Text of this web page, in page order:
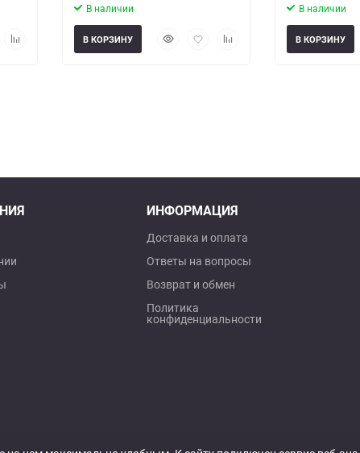
Добавить
В наличии
БыстрыйДобавитьДобавить
В КОРЗИНУ
В наличии
В КОРЗИНУ
ИНФОРМАЦИЯ
Доставка и оплата
Ответы на вопросы
Возврат и обмен
Политика
конфиденциальности